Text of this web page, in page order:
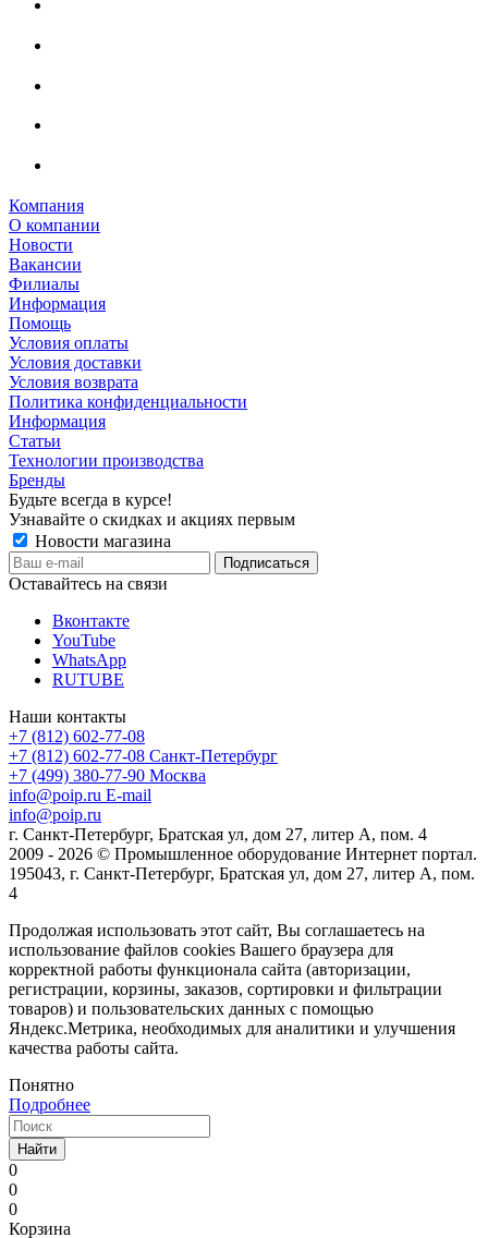
Компания
О компании
Новости
Вакансии
Филиалы
Информация
Помощь
Условия оплаты
Условия доставки
Условия возврата
Политика конфиденциальности
Информация
Статьи
Технологии производства
Бренды
Будьте всегда в курсе!
Узнавайте о скидках и акциях первым
Новости магазина
Оставайтесь на связи
Вконтакте
YouTube
WhatsApp
RUTUBE
Наши контакты
+7 (812) 602-77-08
+7 (812) 602-77-08 Санкт-Петербург
+7 (499) 380-77-90 Москва
info@poip.ru E-mail
info@poip.ru
г. Санкт-Петербург, Братская ул, дом 27, литер А, пом. 4
2009 - 2026 © Промышленное оборудование Интернет портал.
195043, г. Санкт-Петербург, Братская ул, дом 27, литер А, пом.
4
Продолжая использовать этот сайт, Вы соглашаетесь на
использование файлов cookies Вашего браузера для
корректной работы функционала сайта (авторизации,
регистрации, корзины, заказов, сортировки и фильтрации
товаров) и пользовательских данных с помощью
Яндекс.Метрика, необходимых для аналитики и улучшения
качества работы сайта.
Понятно
Подробнее
Найти
0
0
0
Корзина